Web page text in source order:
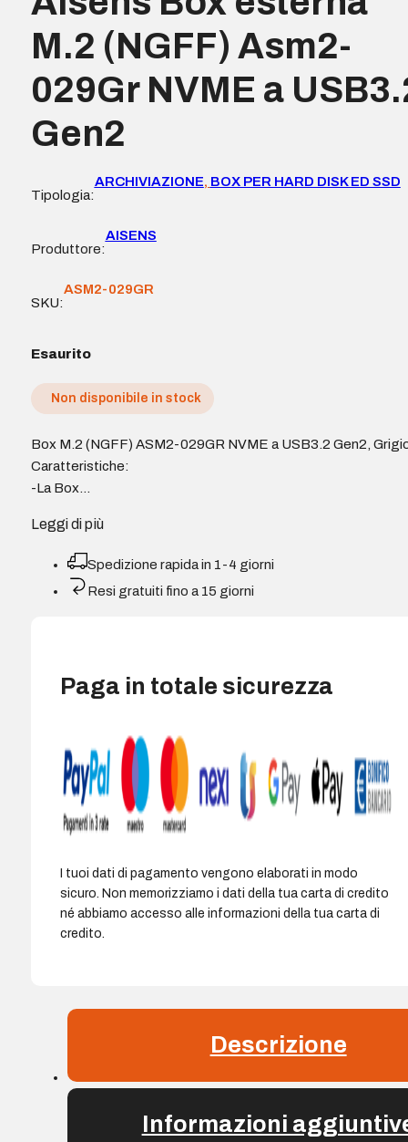
M.2 (NGFF) Asm2-
029Gr NVME a
Gen2
Tipologia:
ARCHIVIAZIONE, BOX PER HARD DISK ED SSD
Produttore:
AISENS
SKU:
ASM2-029GR
Esaurito
Non disponibile in stock
Box M.2 (NGFF) ASM2-029GR NVME a USB3.2 Gen2,
Caratteristiche:
-La Box…
Leggi di più
Spedizione rapida in 1-4 giorni
Resi gratuiti fino a 15 giorni
Paga in totale sicurezza
I tuoi dati di pagamento vengono elaborati in modo
sicuro. Non memorizziamo i dati della tua carta di credito
né abbiamo accesso alle informazioni della tua carta di
credito.
Descrizione
Informazioni